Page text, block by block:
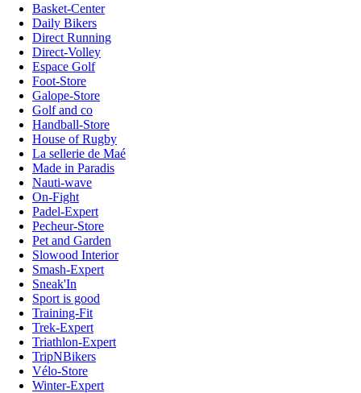
Basket-Center
Daily Bikers
Direct Running
Direct-Volley
Espace Golf
Foot-Store
Galope-Store
Golf and co
Handball-Store
House of Rugby
La sellerie de Maé
Made in Paradis
Nauti-wave
On-Fight
Padel-Expert
Pecheur-Store
Pet and Garden
Slowood Interior
Smash-Expert
Sneak'In
Sport is good
Training-Fit
Trek-Expert
Triathlon-Expert
TripNBikers
Vélo-Store
Winter-Expert